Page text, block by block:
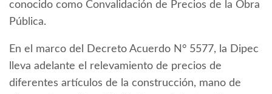
conocido como Convalidación de Precios de la Obra
Pública.
En el marco del Decreto Acuerdo N° 5577, la Dipec
lleva adelante el relevamiento de precios de
diferentes artículos de la construcción, mano de